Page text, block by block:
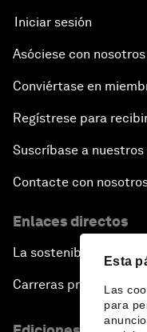
Esta
Las
para
Iniciar sesión
Asóciese con nosotros
Conviértase en
Regístrese para
Suscríbase a
Contacte con
Enlaces directos
La sostenibilidad en el
Carreras profesionales